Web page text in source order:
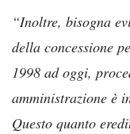
“Inoltre, bisogna
della concessione
1998 ad oggi,
amministrazione è
Questo quanto